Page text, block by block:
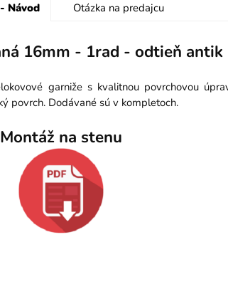
Návod Otázka na predajcu
16mm - 1rad - odtieň
garniže s kvalitnou povrchovou
povrch. Dodávané sú v kompletoch.
Montáž na stenu